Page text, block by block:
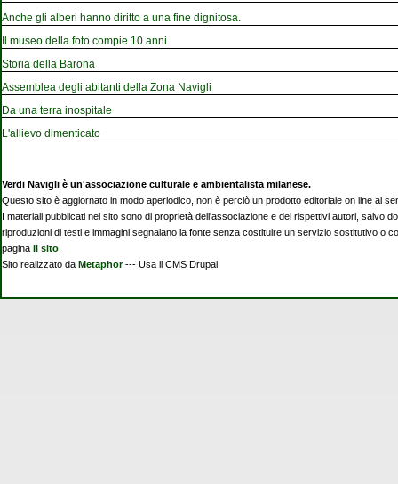
Anche gli alberi hanno diritto a una fine dignitosa.
Il museo della foto compie 10 anni
Storia della Barona
Assemblea degli abitanti della Zona Navigli
Da una terra inospitale
L'allievo dimenticato
Verdi Navigli è un'associazione culturale e ambientalista milanese.
Questo sito è aggiornato in modo aperiodico, non è perciò un prodotto editoriale on line ai
I materiali pubblicati nel sito sono di proprietà dell'associazione e dei rispettivi autori, salvo
riproduzioni di testi e immagini segnalano la fonte senza costituire un servizio sostitutivo o
pagina Il sito
Sito realizzato da Metaphor--- Usa il CMS Drupal